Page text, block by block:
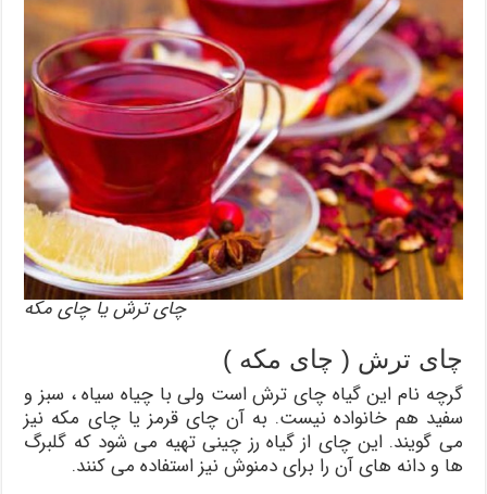
چای ترش یا چای مکه
چای ترش ( چای مکه )
گرچه نام این گیاه چای ترش است ولی با چیاه سیاه ، سبز و
سفید هم خانواده نیست. به آن چای قرمز یا چای مکه نیز
می گویند. این چای از گیاه رز چینی تهیه می شود که گلبرگ
ها و دانه های آن را برای دمنوش نیز استفاده می کنند.